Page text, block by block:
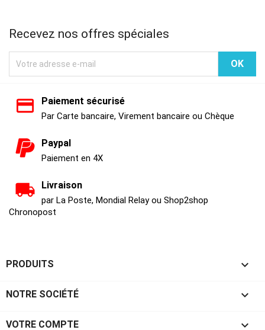
Recevez nos offres spéciales
Paiement sécurisé
Par Carte bancaire, Virement bancaire ou Chèque
Paypal
Paiement en 4X
Livraison
par La Poste, Mondial Relay ou Shop2shop
Chronopost
PRODUITS 
NOTRE SOCIÉTÉ 
VOTRE COMPTE 